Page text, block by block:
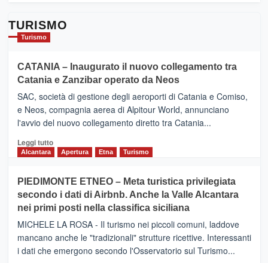
TURISMO
Turismo
CATANIA – Inaugurato il nuovo collegamento tra
Catania e Zanzibar operato da Neos
SAC, società di gestione degli aeroporti di Catania e Comiso,
e Neos, compagnia aerea di Alpitour World, annunciano
l'avvio del nuovo collegamento diretto tra Catania...
Leggi tuttoLeggi
CATANIA
–
Inaugurato
il
nuovo
collegamento
tra
Alcantara Apertura Etna Turismo
PIEDIMONTE ETNEO – Meta turistica privilegiata
secondo i dati di Airbnb. Anche la Valle Alcantara
nei primi posti nella classifica siciliana
MICHELE LA ROSA - Il turismo nei piccoli comuni, laddove
mancano anche le "tradizionali" strutture ricettive. Interessanti
i dati che emergono secondo l'Osservatorio sul Turismo...